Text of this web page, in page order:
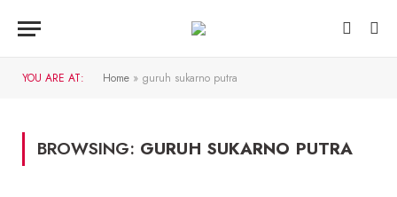
YOU ARE AT: Home » guruh sukarno putra
BROWSING: GURUH SUKARNO PUTRA